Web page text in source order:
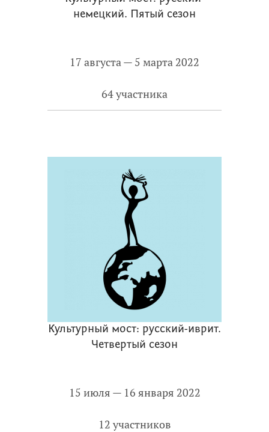
немецкий. Пятый сезон
17 августа — 5 марта 2022
64 участника
Культурный мост: русский-иврит.
Четвертый сезон
15 июля — 16 января 2022
12 участников